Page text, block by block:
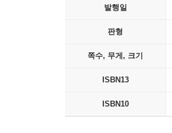
발행일
판형
쪽수, 무게, 크기
ISBN13
ISBN10